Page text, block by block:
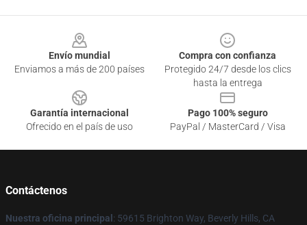
Envío mundial
Enviamos a más de 200 países
Compra con confianza
Protegido 24/7 desde los clics
hasta la entrega
Garantía internacional
Ofrecido en el país de uso
Pago 100% seguro
PayPal / MasterCard / Visa
Contáctenos
Nuestra oficina principal : 59615 Brighton Way, Beverly Hills, CA